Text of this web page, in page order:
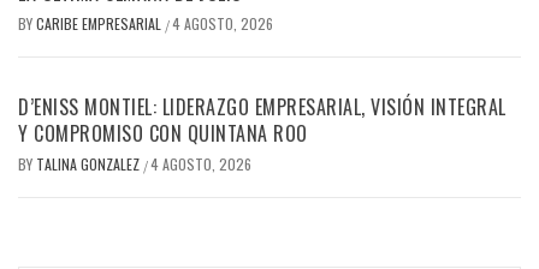
BYCARIBE EMPRESARIAL /4 AGOSTO, 2026
D’ENISS MONTIEL: LIDERAZGO EMPRESARIAL, VISIÓN INTEGRAL
Y COMPROMISO CON QUINTANA ROO
BY TALINA GONZALEZ /4 AGOSTO, 2026